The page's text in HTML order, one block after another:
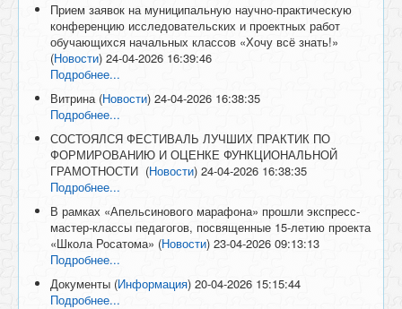
Прием заявок на муниципальную научно-практическую
конференцию исследовательских и проектных работ
обучающихся начальных классов «Хочу всё знать!»
(Новости) 24-04-2026 16:39:46
Подробнее...
Витрина (Новости) 24-04-2026 16:38:35
Подробнее...
СОСТОЯЛСЯ ФЕСТИВАЛЬ ЛУЧШИХ ПРАКТИК ПО
ФОРМИРОВАНИЮ И ОЦЕНКЕ ФУНКЦИОНАЛЬНОЙ
ГРАМОТНОСТИ (Новости) 24-04-2026 16:38:35
Подробнее...
В рамках «Апельсинового марафона» прошли экспресс-
мастер-классы педагогов, посвященные 15-летию проекта
«Школа Росатома» (Новости) 23-04-2026 09:13:13
Подробнее...
Документы (Информация) 20-04-2026 15:15:44
Подробнее...